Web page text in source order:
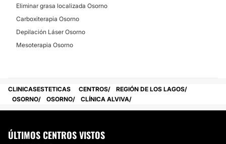
Eliminar grasa localizada Osorno
Carboxiterapia Osorno
Depilación Láser Osorno
Mesoterapia Osorno
CLINICASESTETICAS CENTROS
REGIÓN DE LOS LAGOS
OSORNO
OSORNO CLÍNICA ALVIVA
ÚLTIMOS CENTROS VISTOS